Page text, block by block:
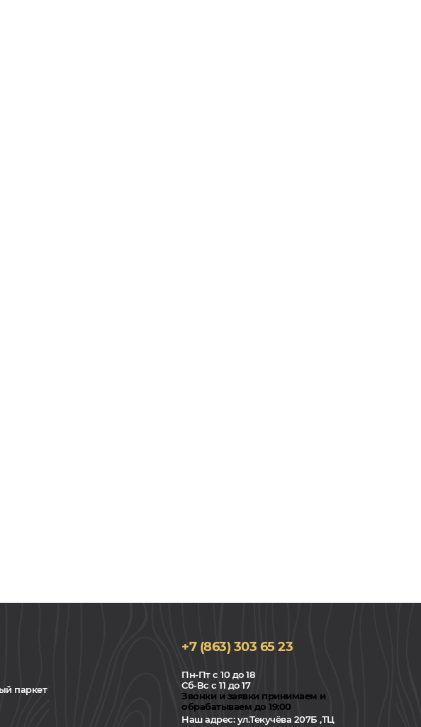
паркет
+7 (863) 303 65 23
Пн-Пт с 10 до 18
Сб-Вс с 11 до 17
Звонки и заявки принимаем и
обрабатываем до 19:00
Наш адрес:ул.Текучёва 207Б ,ТЦ